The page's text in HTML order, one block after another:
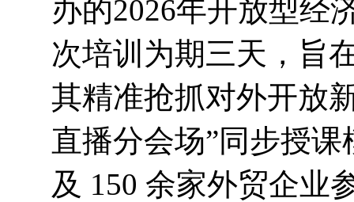
办的2026年开放型经
次培训为期三天，旨
其精准抢抓对外开放
直播分会场”同步授
及 150 余家外贸企业